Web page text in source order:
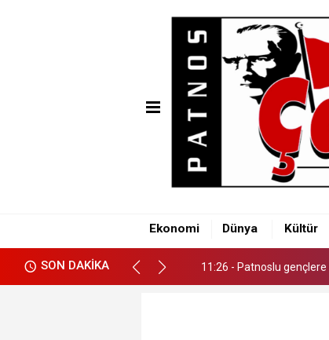
Ekonomi Dünya Kültür
SON DAKİKA
11:26 - Patnoslu gençlere
11:26 - Patnoslu gençlere